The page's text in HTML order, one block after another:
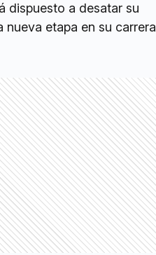
dispuesto a desatar su
etapa en su carrera